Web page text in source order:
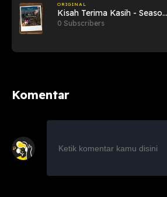
ORIGINAL
Kisah Terima Kasih - Season
1
0 Subscribers
Komentar